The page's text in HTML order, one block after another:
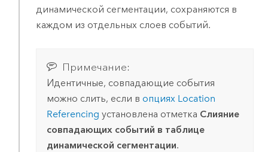
динамической сегментации, сохраняются в
каждом из отдельных слоев событий.
Примечание:
Идентичные, совпадающие события
можно слить, если в опциях Location
Referencing установлена отметка Слияние
совпадающих событий в таблице
динамической сегментации.